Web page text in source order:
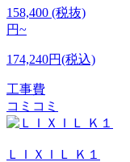
158,400 (税抜)
円~
174,240円(税込)
工事費
コミコミ
ＬＩＸＩＬ Ｋ１